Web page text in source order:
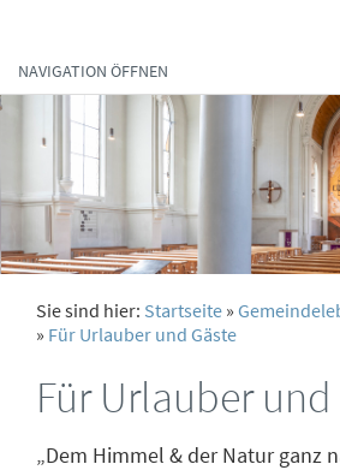
NAVIGATION ÖFFNEN
Sie sind hier: Startseite »
» Für Urlauber und Gäste
Für Urlauber und
„Dem Himmel & der Natur ganz